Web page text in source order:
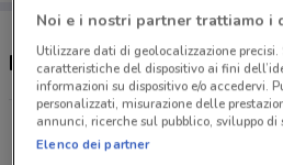
Negozi CZ Store a Rivarolo
Via dei bersaglieri, 2
20.4 km
CHIUSO
Noi e i nostri partner trattiamo i
Utilizzare dati di geolocalizzazione
caratteristiche del dispositivo ai fini
informazioni su dispositivo e/o accedervi.
personalizzati, misurazione delle
annunci, ricerche sul pubblico, sviluppo di
Elenco dei partner